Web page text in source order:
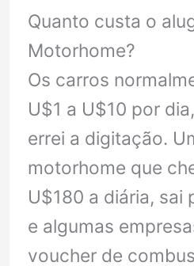
Quanto custa o
Motorhome?
Os carros
U$1 a U$10 por
errei a digitação.
motorhome que
U$180 a diária, sai
e algumas
voucher de